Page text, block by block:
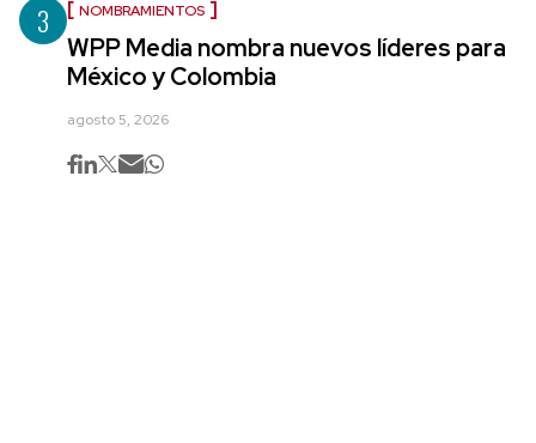
3 NOMBRAMIENTOS
WPP Media nombra nuevos líderes para
México y Colombia
agosto 5, 2026